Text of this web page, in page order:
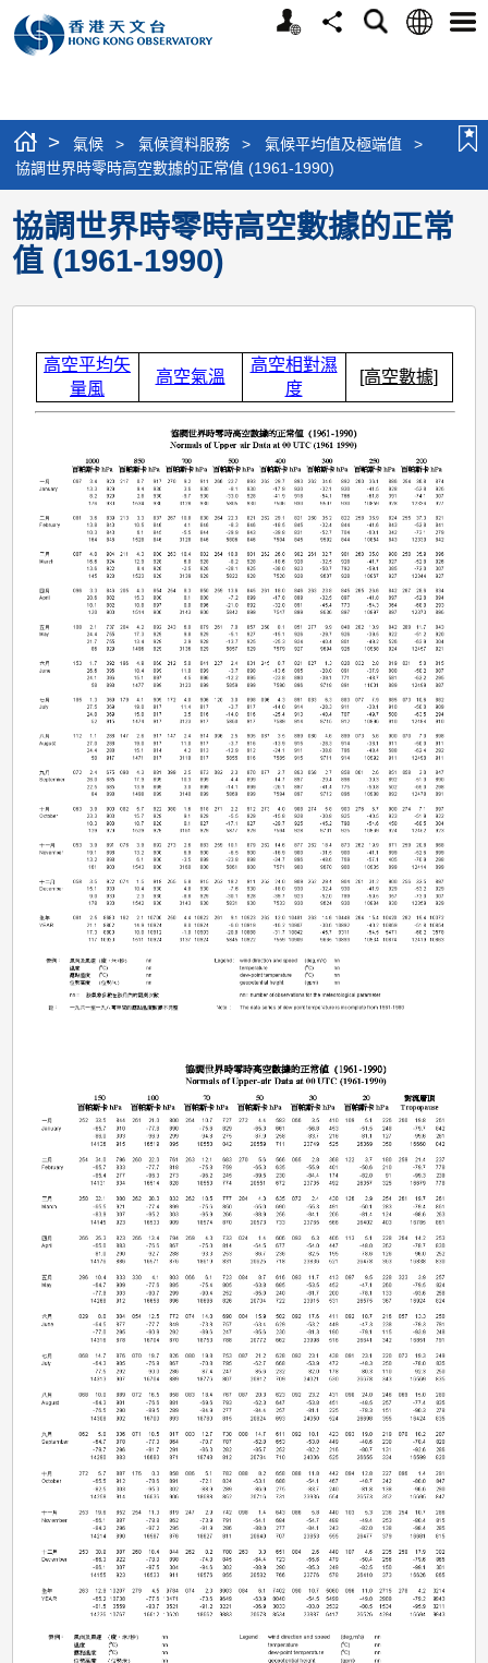
個
分
搜
語
選
> 氣候 > 氣候資料服務 > 氣候平均值及極端值
>
協調世界時零時高空數據的正常值 (1961-1990)
協調世界時零時高空數據的正常
值 (1961-1990)
高空平均矢
量風
高空氣溫
高空相對濕
度
[高空數據]